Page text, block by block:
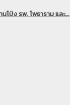
ป่ง รพ. โพธาราม และ...